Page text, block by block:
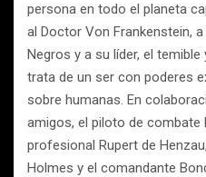
persona en todo el planeta
al Doctor Von Frankenstein,
Negros y a su líder, el temible
trata de un ser con poderes
sobre humanas. En
amigos, el piloto de combate
profesional Rupert de
Holmes y el comandante